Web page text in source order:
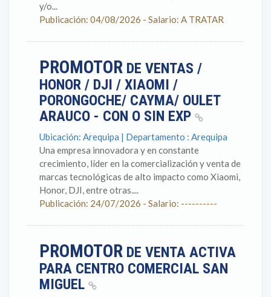
y/o...
Publicación: 04/08/2026 - Salario: A TRATAR
PROMOTOR DE VENTAS /
HONOR / DJI / XIAOMI /
PORONGOCHE/ CAYMA/ OULET
ARAUCO - CON O SIN EXP
Ubicación: Arequipa | Departamento : Arequipa
Una empresa innovadora y en constante
crecimiento, líder en la comercialización y venta de
marcas tecnológicas de alto impacto como Xiaomi,
Honor, DJI, entre otras....
Publicación: 24/07/2026 - Salario: ----------
PROMOTOR DE VENTA ACTIVA
PARA CENTRO COMERCIAL SAN
MIGUEL